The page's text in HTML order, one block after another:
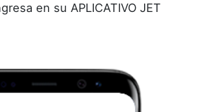
en su APLICATIVO JET